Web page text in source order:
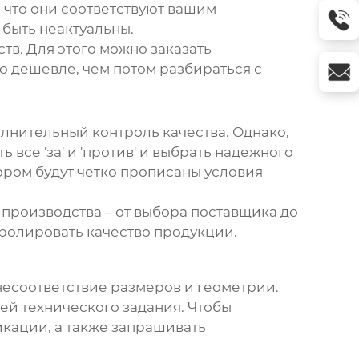
они соответствуют вашим
неактуальны.
Для этого можно заказать
дешевле, чем потом разбираться с
контроль качества. Однако,
все 'за' и 'против' и выбрать надежного
будут четко прописаны условия
– от выбора поставщика до
качество продукции.
размеров и геометрии.
технического задания. Чтобы
а также запрашивать